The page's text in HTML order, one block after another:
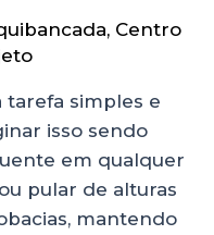
, Centro
tarefa simples e
isso sendo
em qualquer
pular de alturas
mantendo